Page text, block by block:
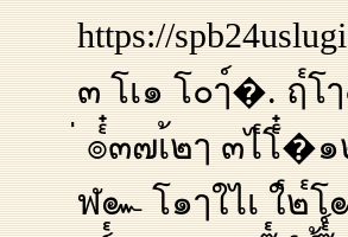
https://
๓ โเ๑ โ๐ๅ์�. ฤ๎
๏๎๋๓๗เ้๒ๅ ๓ไ๎โ๎๋�
ฬ๛ โ๑ๅใไเ ใ๎๒๎